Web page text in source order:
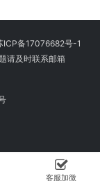
ICP备17076682号-1
请及时联系邮箱
客服加微